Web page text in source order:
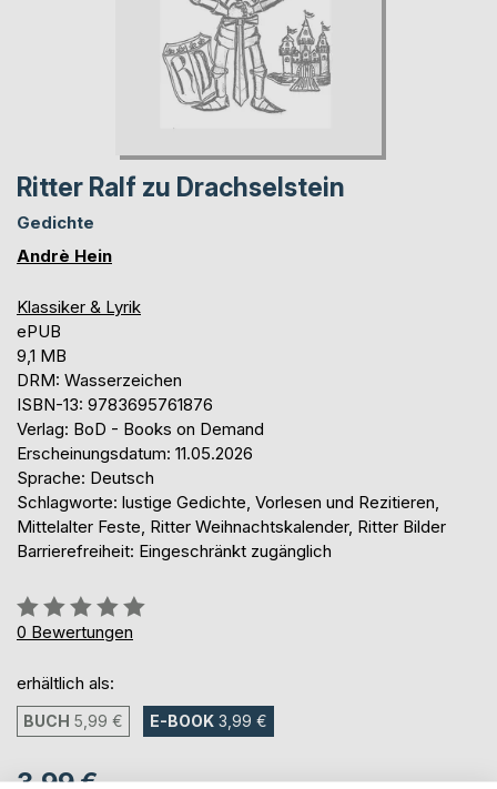
Ritter Ralf zu Drachselstein
Gedichte
Andrè Hein
Klassiker & Lyrik
ePUB
9,1 MB
DRM: Wasserzeichen
ISBN-13: 9783695761876
Verlag: BoD - Books on Demand
Erscheinungsdatum: 11.05.2026
Sprache: Deutsch
Schlagworte: lustige Gedichte, Vorlesen und Rezitieren,
Mittelalter Feste, Ritter Weihnachtskalender, Ritter Bilder
Barrierefreiheit: Eingeschränkt zugänglich
Bewertung::
0%
0 Bewertungen
erhältlich als:
BUCH 5,99 € E-BOOK 3,99 €